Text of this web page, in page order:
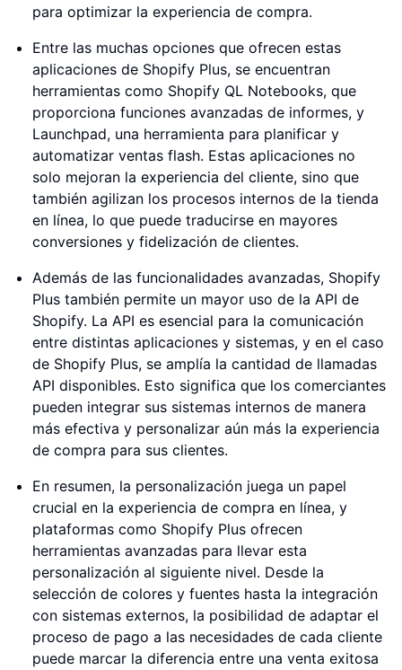
para optimizar la experiencia de compra.
Entre las muchas opciones que ofrecen estas
aplicaciones de Shopify Plus, se encuentran
herramientas como Shopify QL Notebooks, que
proporciona funciones avanzadas de informes, y
Launchpad, una herramienta para planificar y
automatizar ventas flash. Estas aplicaciones no
solo mejoran la experiencia del cliente, sino que
también agilizan los procesos internos de la tienda
en línea, lo que puede traducirse en mayores
conversiones y fidelización de clientes.
Además de las funcionalidades avanzadas, Shopify
Plus también permite un mayor uso de la API de
Shopify. La API es esencial para la comunicación
entre distintas aplicaciones y sistemas, y en el caso
de Shopify Plus, se amplía la cantidad de llamadas
API disponibles. Esto significa que los comerciantes
pueden integrar sus sistemas internos de manera
más efectiva y personalizar aún más la experiencia
de compra para sus clientes.
En resumen, la personalización juega un papel
crucial en la experiencia de compra en línea, y
plataformas como Shopify Plus ofrecen
herramientas avanzadas para llevar esta
personalización al siguiente nivel. Desde la
selección de colores y fuentes hasta la integración
con sistemas externos, la posibilidad de adaptar el
proceso de pago a las necesidades de cada cliente
puede marcar la diferencia entre una venta exitosa